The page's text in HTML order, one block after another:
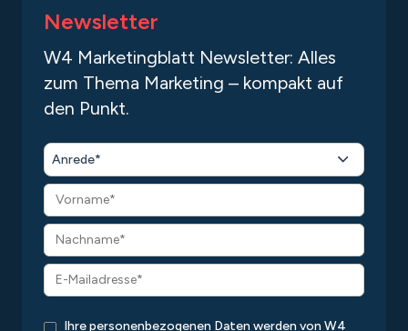
Newsletter
W4 Marketingblatt Newsletter: Alles
zum Thema Marketing – kompakt auf
den Punkt.
Anrede*
Ihre personenbezogenen Daten werden von W4